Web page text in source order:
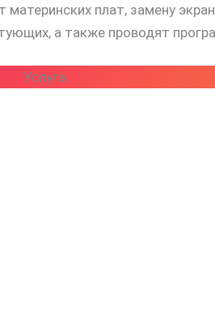
плат, замену
а также проводят
Услуга